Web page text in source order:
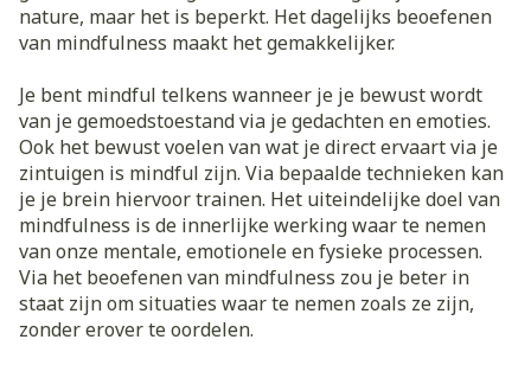
nature, maar het is beperkt. Het dagelijks beoefenen
van mindfulness maakt het gemakkelijker.
Je bent mindful telkens wanneer je je bewust wordt
van je gemoedstoestand via je gedachten en emoties.
Ook het bewust voelen van wat je direct ervaart via je
zintuigen is mindful zijn. Via bepaalde technieken kan
je je brein hiervoor trainen. Het uiteindelijke doel van
mindfulness is de innerlijke werking waar te nemen
van onze mentale, emotionele en fysieke processen.
Via het beoefenen van mindfulness zou je beter in
staat zijn om situaties waar te nemen zoals ze zijn,
zonder erover te oordelen.